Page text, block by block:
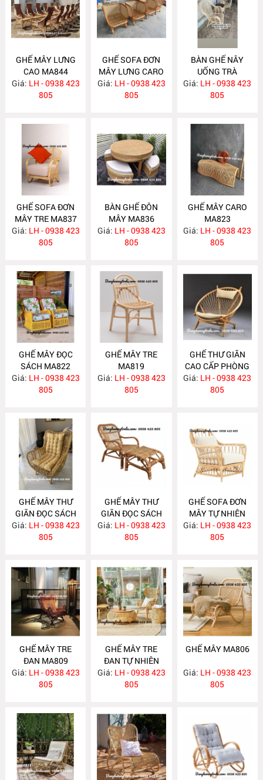
GHẾ MÂY LƯNG
CAO MA844
Giá: LH - 0938 423
805
GHẾ SOFA ĐƠN
MÂY LƯNG CARO
MA843
Giá: LH - 0938 423
805
BÀN GHẾ NÂY
UỐNG TRÀ
PHÒNG NGỦ
MA838
Giá: LH - 0938 423
805
GHẾ SOFA ĐƠN
MÂY TRE MA837
Giá: LH - 0938 423
805
BÀN GHẾ ĐÔN
MÂY MA836
Giá: LH - 0938 423
805
GHẾ MÂY CARO
MA823
Giá: LH - 0938 423
805
GHẾ MÂY ĐỌC
SÁCH MA822
Giá: LH - 0938 423
805
GHẾ MÂY TRE
MA819
Giá: LH - 0938 423
805
GHẾ THƯ GIÃN
CAO CẤP PHÒNG
KHÁCH MA818
Giá: LH - 0938 423
805
GHẾ MÂY THƯ
GIÃN ĐỌC SÁCH
BẰNG MÂY
MA816
Giá: LH - 0938 423
805
GHẾ MÂY THƯ
GIÃN ĐỌC SÁCH
KÈM GÁC CHÂN
MA815
Giá: LH - 0938 423
805
GHẾ SOFA ĐƠN
MÂY TỰ NHIÊN
MA810
Giá: LH - 0938 423
805
GHẾ MÂY TRE
ĐAN MA809
Giá: LH - 0938 423
805
GHẾ MÂY TRE
ĐAN TỰ NHIÊN
MA808
Giá: LH - 0938 423
805
GHẾ MÂY MA806
Giá: LH - 0938 423
805